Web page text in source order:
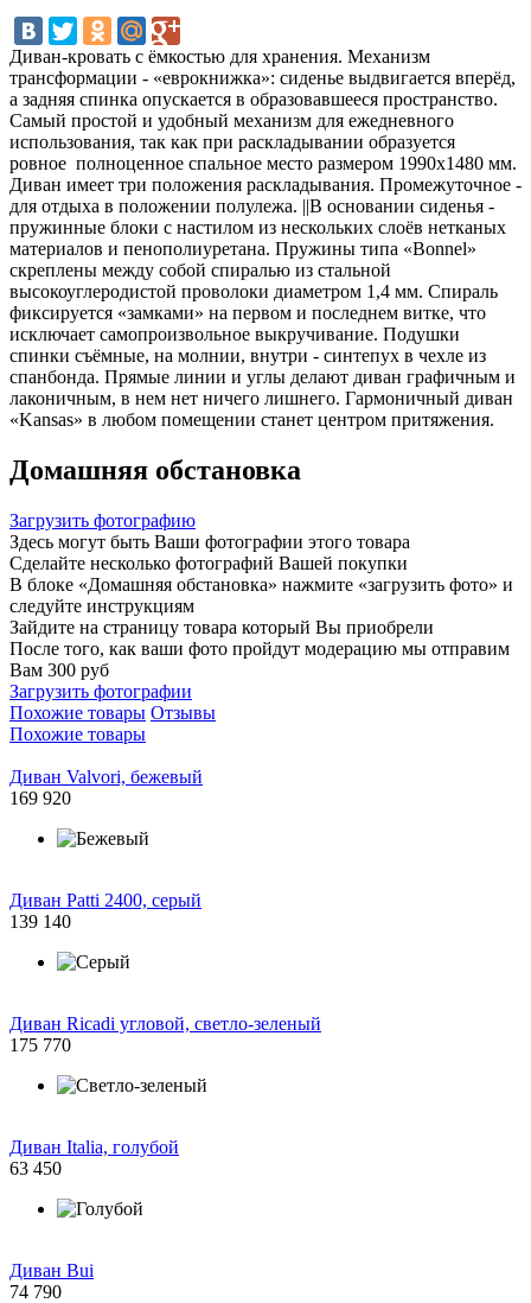
Диван-кровать с ёмкостью для хранения. Механизм
трансформации - «еврокнижка»: сиденье выдвигается вперёд,
а задняя спинка опускается в образовавшееся пространство.
Самый простой и удобный механизм для ежедневного
использования, так как при раскладывании образуется
ровное полноценное спальное место размером 1990х1480 мм.
Диван имеет три положения раскладывания. Промежуточное -
для отдыха в положении полулежа. ||В основании сиденья -
пружинные блоки с настилом из нескольких слоёв нетканых
материалов и пенополиуретана. Пружины типа «Bonnel»
скреплены между собой спиралью из стальной
высокоуглеродистой проволоки диаметром 1,4 мм. Спираль
фиксируется «замками» на первом и последнем витке, что
исключает самопроизвольное выкручивание. Подушки
спинки съёмные, на молнии, внутри - синтепух в чехле из
спанбонда. Прямые линии и углы делают диван графичным и
лаконичным, в нем нет ничего лишнего. Гармоничный диван
«Kansas» в любом помещении станет центром притяжения.
Домашняя обстановка
Загрузить фотографию
Здесь могут быть Ваши фотографии этого товара
Сделайте несколько фотографий Вашей покупки
В блоке «Домашняя обстановка» нажмите «загрузить фото» и
следуйте инструкциям
Зайдите на страницу товара который Вы приобрели
После того, как ваши фото пройдут модерацию мы отправим
Вам 300 руб
Загрузить фотографии
Похожие товары Отзывы
Похожие товары
Диван Valvori, бежевый
169 920
Диван Patti 2400, серый
139 140
Диван Ricadi угловой, светло-зеленый
175 770
Диван Italia, голубой
63 450
Диван Bui
74 790